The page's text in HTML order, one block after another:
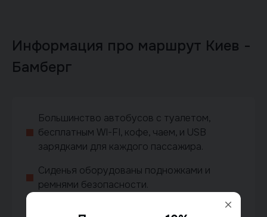
Информация про маршрут Киев -
Бамберг
Большинство автобусов с туалетом,
бесплатным WI-FI, кофе, чаем, и USB
зарядками для каждого пассажира.
Сиденья оборудованы подножками и
ремнями безопасности.
Дети до 2 лет бесплатно с бронированием